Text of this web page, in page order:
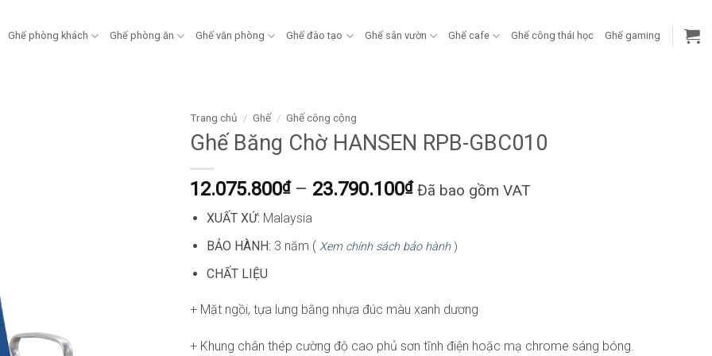
Ghế phòng khách Ghế phòng ăn Ghế văn phòng Ghế đào tạo Ghế sân vườn Ghế cafe Ghế công thái học Ghế gaming
Trang chủ / Ghế / Ghế công cộng
Ghế Băng Chờ HANSEN RPB-GBC010
12.075.800₫ – 23.790.100₫Khoảng
12.075.800₫
Đã bao gồm VAT
XUẤT XỨ: Malaysia
BẢO HÀNH: 3 năm ( Xem chính sách bảo hành)
CHẤT LIỆU
+ Mặt ngồi, tựa lưng bằng nhựa đúc màu xanh dương
+ Khung chân thép cường độ cao phủ sơn tĩnh điện hoặc mạ chrome sáng bóng.